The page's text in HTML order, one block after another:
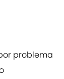
problema